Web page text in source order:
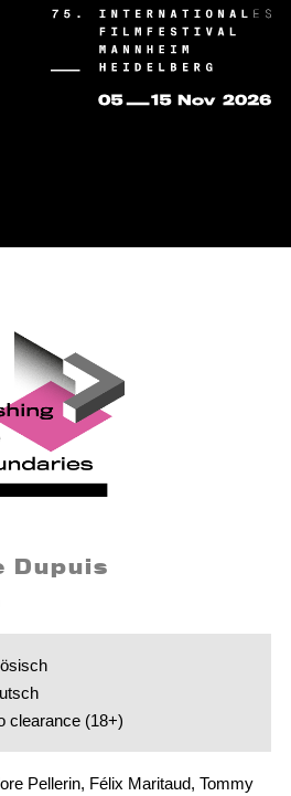
Dupuis
clearance (18+)
Pellerin, Félix Maritaud, Tommy